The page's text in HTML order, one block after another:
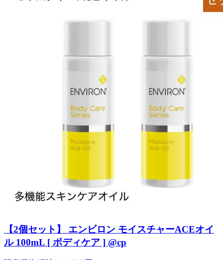
【2個セット】 エンビロン モイスチャーACEオイ
ル 100mL [ ボディケア ] @cp